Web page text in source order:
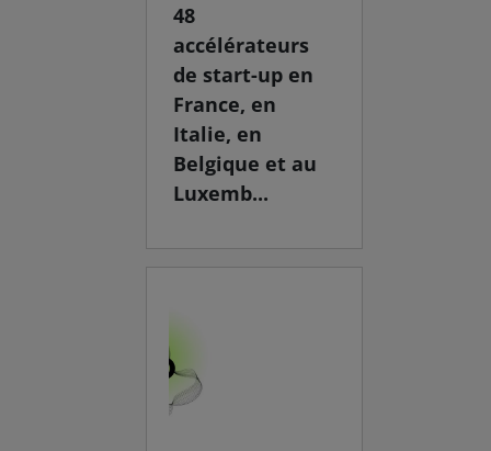
48
accélérateurs
de start-up en
France, en
Italie, en
Belgique et au
Luxemb...